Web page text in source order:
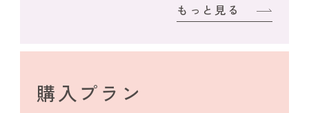
もっと見る
購入プラン